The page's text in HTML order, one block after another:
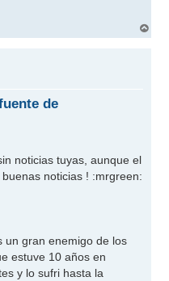
r
de
noticias tuyas, aunque el
noticias ! :mrgreen:
un gran enemigo de los
estuve 10 años en
y lo sufri hasta la